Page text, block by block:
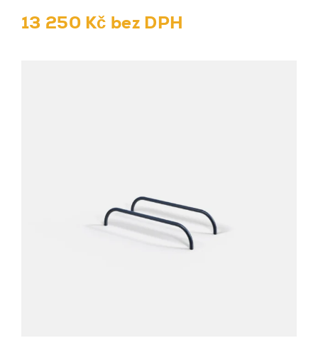
13 250 Kč bez DPH